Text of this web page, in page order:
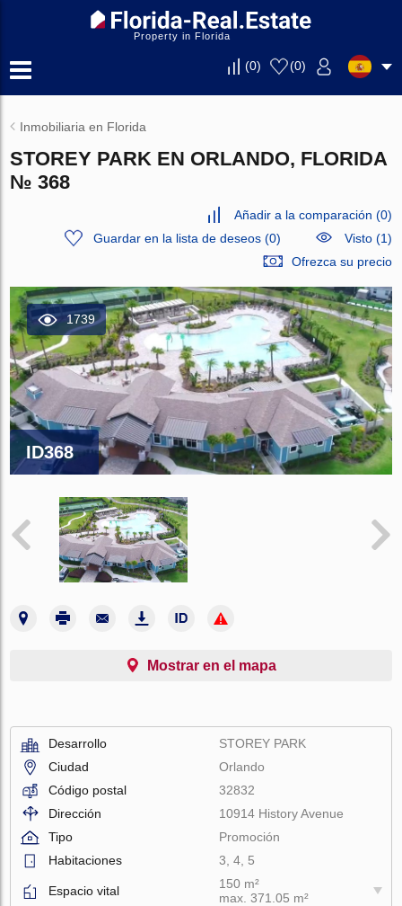
Property in Florida
(0) (0)
Inmobiliaria en Florida
STOREY PARK EN ORLANDO, FLORIDA
№ 368
Añadir a la comparación (0)
Guardar en la lista de deseos(0)
Visto (1)
Ofrezca su precio
1739
ID368
Mostrar en el mapa
Desarrollo
STOREY PARK
Ciudad
Orlando
Código postal
32832
Dirección
10914 History Avenue
Tipo
Promoción
Habitaciones
3, 4, 5
Espacio vital
150 m²
max. 371.05 m²